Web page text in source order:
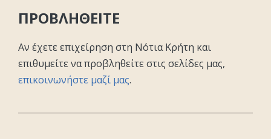
ΠΡΟΒΛΗΘΕΙΤΕ
Αν έχετε επιχείρηση στη Νότια Κρήτη και
επιθυμείτε να προβληθείτε στις σελίδες μας,
επικοινωνήστε μαζί μας.